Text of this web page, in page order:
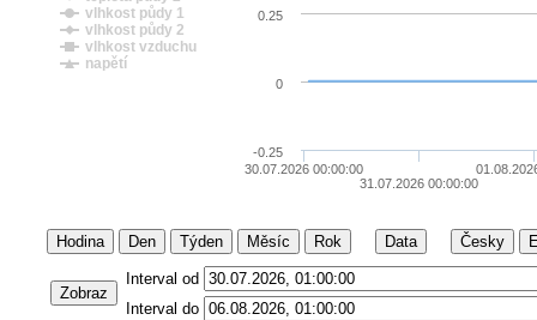
vlhkost půdy 1
vlhkost půdy 2
vlhkost vzduchu
napětí
30.07.2026 00:00:00
31.07.2026 00:00:00
-0.25
0
0.25
Hodina Den Týden Měsíc Rok Data Česky
Zobraz
Interval od
Interval do